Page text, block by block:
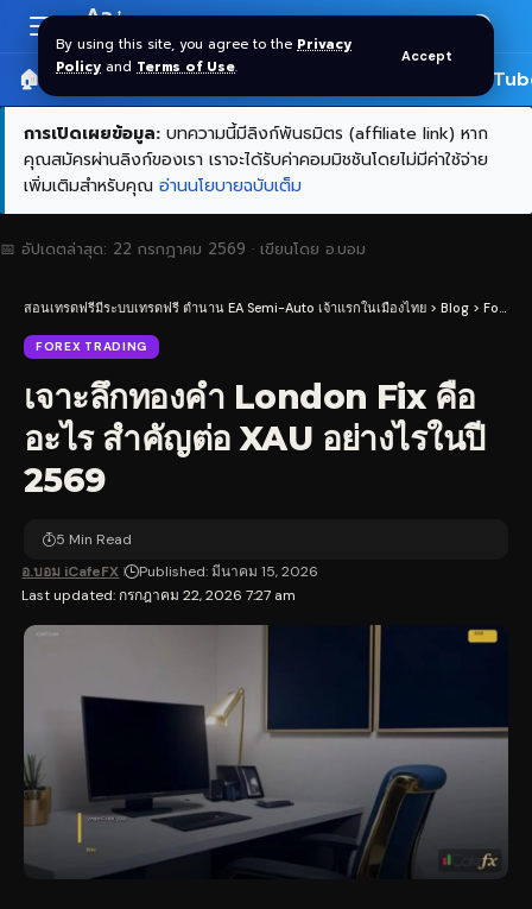
By using this site, you agree to the Privacy
Policy and Terms of Use.
Accept
Resizer
Aa
🏠 หน้าแรก ราคาทอง SPDR 🎬
การเปิดเผยข้อมูล: บทความนี้มีลิงก์พันธมิตร (affiliate link) หาก
คุณสมัครผ่านลิงก์ของเรา เราจะได้รับค่าคอมมิชชันโดยไม่มีค่าใช้จ่าย
เพิ่มเติมสำหรับคุณ อ่านนโยบายฉบับเต็ม
📅 อัปเดตล่าสุด: 22 กรกฎาคม 2569 · เขียนโดย อ.บอม
สอนเทรดฟรีมีระบบเทรดฟรี ตำนาน EA Semi-Auto เจ้าแรกในเมืองไทย > Blog > Forex Trading
FOREX TRADING
เจาะลึกทองคำ London Fix คือ
อะไร สำคัญต่อ XAU อย่างไรในปี
2569
Last updated: กรกฎาคม 22, 2026 7:27 am
อ.บอม iCafeFX Published: มีนาคม 15, 2026
5 Min Read